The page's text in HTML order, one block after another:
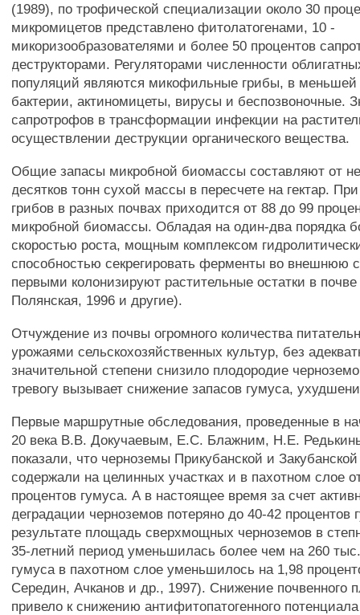
(1989), по трофической специализации около 30
микромицетов представлено фитолатогенами, 10 -
микоризообразователями и более 50 процентов
деструкторами. Регуляторами численности
популяций являются микофильные грибы, в меньшей
бактерии, актиномицеты, вирусы и беспозвоночные.
сапротрофов в трансформации инфекции на
осуществлении деструкции органического вещества.
Общие запасы микробной биомассы составляют от
десятков тонн сухой массы в пересчете на гектар.
грибов в разных почвах приходится от 88 до 99
микробной биомассы. Обладая на один-два порядка
скоростью роста, мощным комплексом
способностью секрегировать ферменты во внешнюю
первыми колонизируют растительные остатки в
Полянская, 1996 и другие).
Отчуждение из почвы огромного количества
урожаями сельскохозяйственных культур, без
значительной степени снизило плодородие
тревогу вызывает снижение запасов гумуса,
Первые маршрутные обследования, проведенные в
20 века В.В. Докучаевым, Е.С. Блажним, Н.Е.
показали, что черноземы Прикубанской и
содержали на целинных участках и в пахотном слое
процентов гумуса. А в настоящее время за счет
деградации черноземов потеряно до 40-42 процентов
результате площадь сверхмощных черноземов в
35-летний период уменьшилась более чем на 260
гумуса в пахотном слое уменьшилось на 1,98
Середин, Ачканов и др., 1997). Снижение почвенного
привело к снижению антифитопатогенного